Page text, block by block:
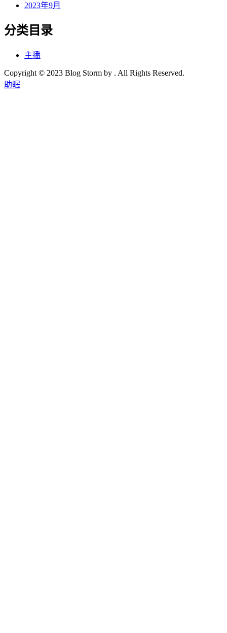
2023年9月
分类目录
主播
Copyright © 2023 Blog Storm by . All Rights Reserved.
助眠